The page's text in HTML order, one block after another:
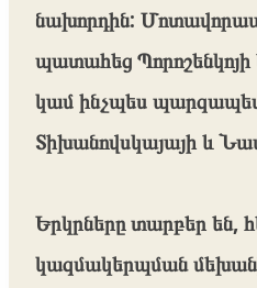
նախորդին:
պատահեց
կամ ինչպես
Տիխանովսկայայի և
Երկրները տարբեր են,
կազմակերպման